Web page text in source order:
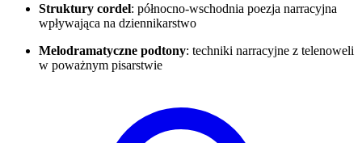
Struktury cordel: północno-wschodnia poezja narracyjna
wpływająca na dziennikarstwo
Melodramatyczne podtony: techniki narracyjne z telenoweli
w poważnym pisarstwie